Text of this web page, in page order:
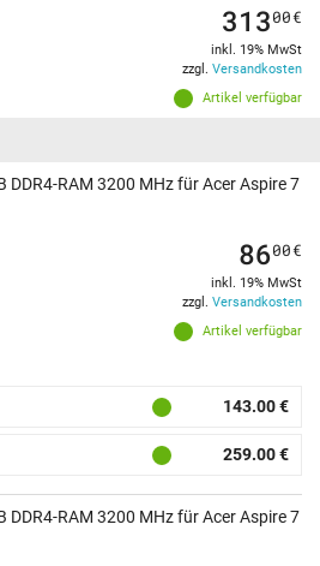
Artikel verfügbar
31300€
inkl. 19% MwSt
zzgl. Versandkosten
DDR4-RAM 3200 MHz für Acer Aspire 7
Artikel verfügbar
8600€
inkl. 19% MwSt
zzgl. Versandkosten
143.00 €
259.00 €
DDR4-RAM 3200 MHz für Acer Aspire 7